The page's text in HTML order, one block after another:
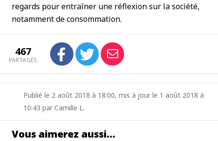
regards pour entraîner une réflexion sur la société,
notamment de consommation.
467
PARTAGES
Publié le 2 août 2018 à 18:00, mis à jour le 1 août 2018 à
10:43 par Camille L.
Vous aimerez aussi…